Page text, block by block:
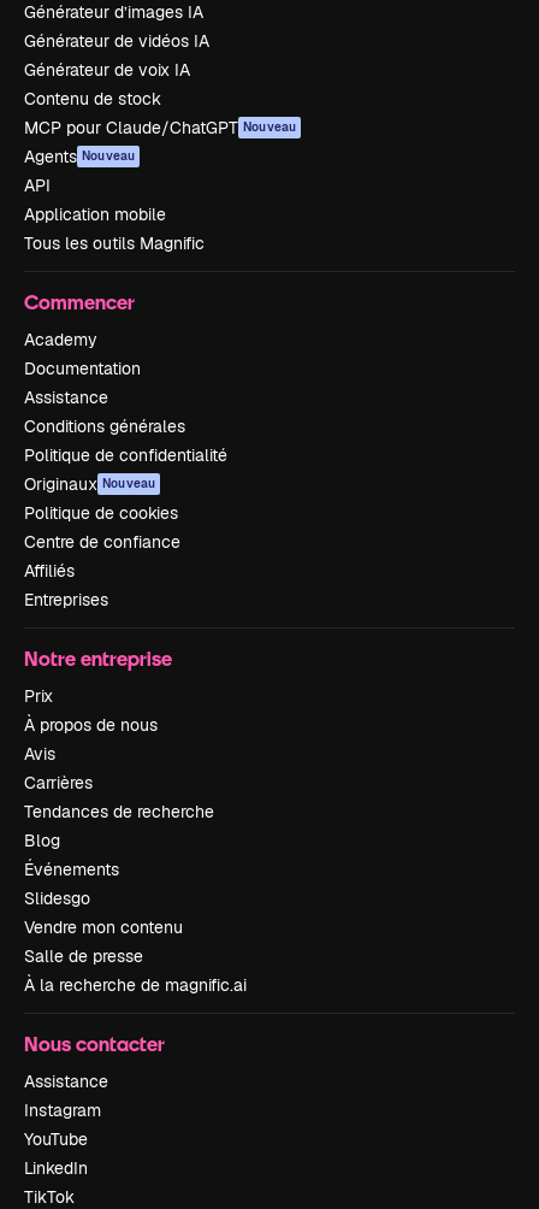
Générateur d’images IA
Générateur de vidéos IA
Générateur de voix IA
Contenu de stock
MCP pour Claude/ChatGPT Nouveau
Agents Nouveau
API
Application mobile
Tous les outils Magnific
Commencer
Academy
Documentation
Assistance
Conditions générales
Politique de confidentialité
Originaux Nouveau
Politique de cookies
Centre de confiance
Affiliés
Entreprises
Notre entreprise
Prix
À propos de nous
Avis
Carrières
Tendances de recherche
Blog
Événements
Slidesgo
Vendre mon contenu
Salle de presse
À la recherche de magnific.ai
Nous contacter
Assistance
Instagram
YouTube
LinkedIn
TikTok